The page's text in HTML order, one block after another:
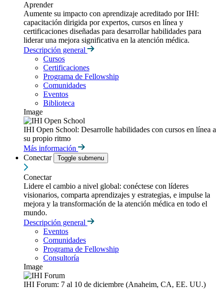
Aprender
Aumente su impacto con aprendizaje acreditado por IHI:
capacitación dirigida por expertos, cursos en línea y
certificaciones diseñadas para desarrollar habilidades para
liderar una mejora significativa en la atención médica.
Descripción general
Cursos
Certificaciones
Programa de Fellowship
Comunidades
Eventos
Biblioteca
Image
IHI Open School: Desarrolle habilidades con cursos en línea a
su propio ritmo
Más información
Conectar
Toggle submenu
Conectar
Lidere el cambio a nivel global: conéctese con líderes
visionarios, comparta aprendizajes y estrategias, e impulse la
mejora y la transformación de la atención médica en todo el
mundo.
Descripción general
Eventos
Comunidades
Programa de Fellowship
Consultoría
Image
IHI Forum: 7 al 10 de diciembre (Anaheim, CA, EE. UU.)